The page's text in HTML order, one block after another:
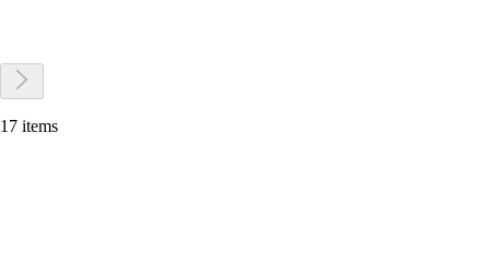
17 items